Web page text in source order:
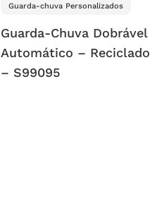
Guarda-chuva Personalizados
Guarda-Chuva Dobrável
Automático – Reciclado
– S99095